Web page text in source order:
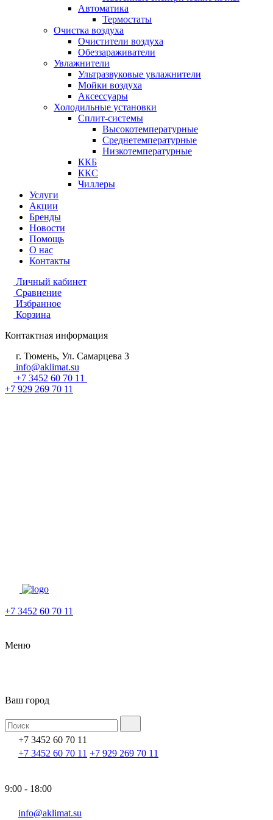
Автоматика
Термостаты
Очистка воздуха
Очистители воздуха
Обеззараживатели
Увлажнители
Ультразвуковые увлажнители
Мойки воздуха
Аксессуары
Холодильные установки
Сплит-системы
Высокотемпературные
Среднетемпературные
Низкотемпературные
ККБ
ККС
Чиллеры
Услуги
Акции
Бренды
Новости
Помощь
О нас
Контакты
Личный кабинет
Сравнение
Избранное
Корзина
Контактная информация
г. Тюмень, Ул. Самарцева 3
info@aklimat.su
+7 3452 60 70 11
+7 929 269 70 11
+7 3452 60 70 11
Меню
Ваш город
+7 3452 60 70 11
+7 3452 60 70 11 +7 929 269 70 11
9:00 - 18:00
info@aklimat.su